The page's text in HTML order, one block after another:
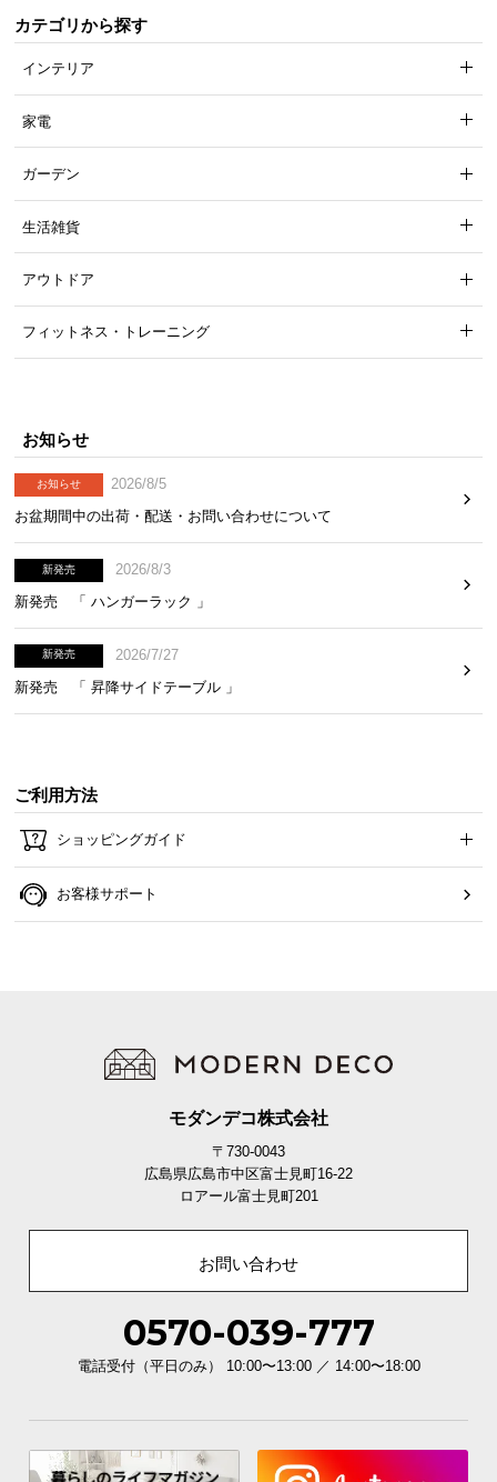
すぐにご使用いただけます。
ナチュラル×アイボリー
カテゴリから探す
インテリア
家電
ガーデン
生活雑貨
アウトドア
フィットネス・トレーニング
お知らせ
お知らせ
2026/8/5
お盆期間中の出荷・配送・お問い合わせについて
新発売
2026/8/3
新発売 「 ハンガーラック 」
新発売
2026/7/27
新発売 「 昇降サイドテーブル 」
ご利用方法
ショッピングガイド
お客様サポート
モダンデコ株式会社
〒730-0043
広島県広島市中区富士見町16-22
ロアール富士見町201
お問い合わせ
0570-039-777
電話受付（平日のみ） 10:00〜13:00 ／ 14:00〜18:00